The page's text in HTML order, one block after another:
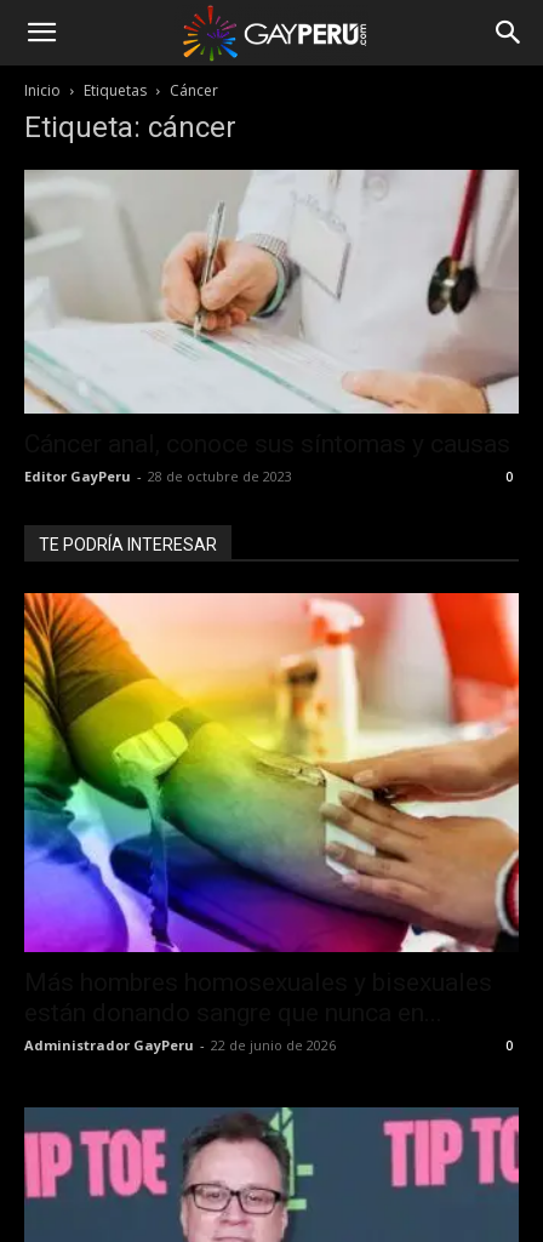
Inicio Etiquetas Cáncer
Etiqueta: cáncer
Editor GayPeru - 28 de octubre de 2023 0
TE PODRÍA INTERESAR
Administrador GayPeru - 22 de junio de 2026 0